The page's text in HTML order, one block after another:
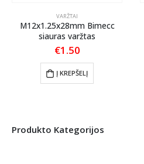
VARŽTAI
M12x1.25x28mm Bimecc
siauras varžtas
€1.50
Į KREPŠELĮ
Produkto Kategorijos